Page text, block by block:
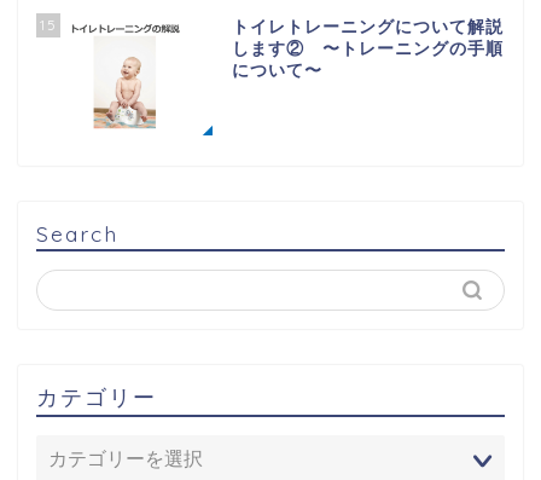
15
トイレトレーニングについて解説
します② 〜トレーニングの手順
について〜
Search
カテゴリー